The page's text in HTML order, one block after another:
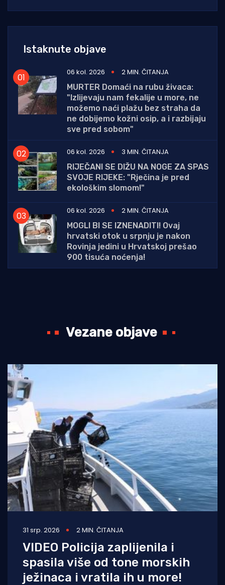
Istaknute objave
06 kol. 2026
2 MIN. ČITANJA
MURTER Domaći na rubu živaca:
"Izlijevaju nam fekalije u more, ne
možemo naći plažu bez straha da
ne dobijemo kožni osip, a i razbijaju
sve pred sobom"
06 kol. 2026
3 MIN. ČITANJA
RIJEČANI SE DIŽU NA NOGE ZA SPAS
SVOJE RIJEKE: "Rječina je pred
ekološkim slomom!"
06 kol. 2026
2 MIN. ČITANJA
MOGLI BI SE IZNENADITI! Ovaj
hrvatski otok u srpnju je nakon
Rovinja jedini u Hrvatskoj prešao
900 tisuća noćenja!
Vezane objave
31 srp. 2026 2 MIN. ČITANJA
VIDEO Policija zaplijenila i
spasila više od tone morskih
ježinaca i vratila ih u more!